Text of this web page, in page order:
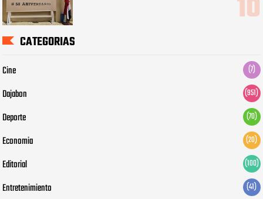
CATEGORIAS
Cine (7)
Dajabon (951)
Deporte (70)
Economia (20)
Editorial (100)
Entretenimiento (41)